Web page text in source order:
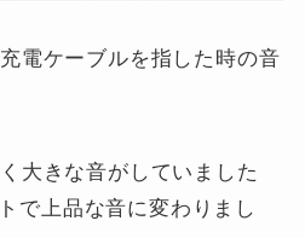
電ケーブルを指した時の音
大きな音がしていました
で上品な音に変わりまし